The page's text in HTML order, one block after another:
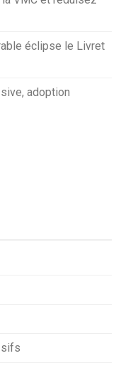
éclipse le Livret
adoption